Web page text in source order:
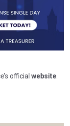
official website.